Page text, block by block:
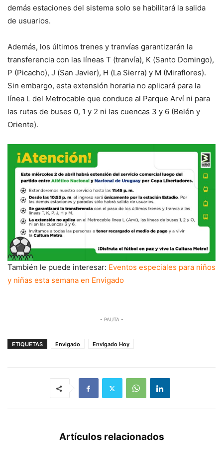
demás estaciones del sistema solo se habilitará la salida
de usuarios.
Además, los últimos trenes y tranvías garantizarán la
transferencia con las líneas T (tranvía), K (Santo Domingo),
P (Picacho), J (San Javier), H (La Sierra) y M (Miraflores).
Sin embargo, esta extensión horaria no aplicará para la
línea L del Metrocable que conduce al Parque Arví ni para
las rutas de buses 0, 1 y 2 ni las cuencas 3 y 6 (Belén y
Oriente).
También le puede interesar: Eventos especiales para niños
y niñas esta semana en Envigado
- PAUTA -
ETIQUETAS Envigado Envigado Hoy
Artículos relacionados